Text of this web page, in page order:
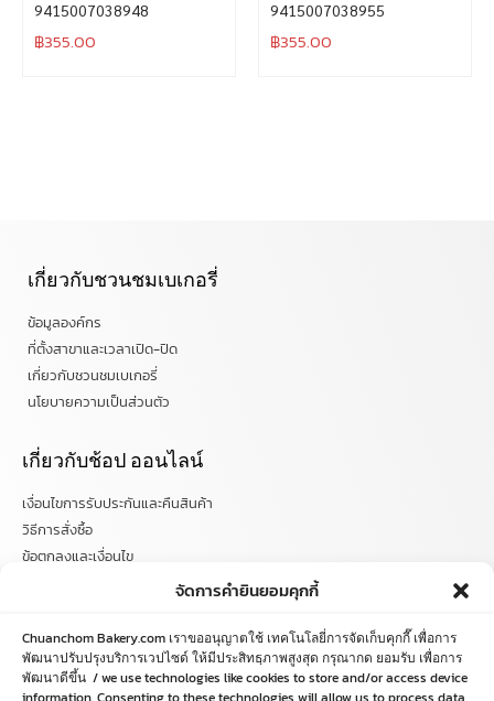
จัดการคำยินยอมคุกกี้
Chuanchom Bakery.com เราขออนุญาตใช้ เทคโนโลยี่การจัดเก็บคุกกี๊ เพื่อการ
พัฒนาปรับปรุงบริการเวปไซด์ ให้มีประสิทธฺภาพสูงสุด กรุณากด ยอมรับ เพื่อการ
พัฒนาดีขึ้น / we use technologies like cookies to store and/or access device
9415007038948
฿355.00
9415007038955
฿355.00
เกี่ยวกับชวนชมเบเกอรี่
ข้อมูลองค์กร
ที่ตั้งสาขาและเวลาเปิด-ปิด
เกี่ยวกับชวนชมเบเกอรี่
นโยบายความเป็นส่วนตัว
เกี่ยวกับช้อป ออนไลน์
เงื่อนไขการรับประกันและคืนสินค้า
วิธีการสั่งซื้อ
ข้อตกลงและเงื่อนไข
ติดตามข่าวสารได้ที่
chuanchombakery